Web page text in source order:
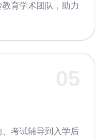
育学术团队，助力
考试辅导到入学后